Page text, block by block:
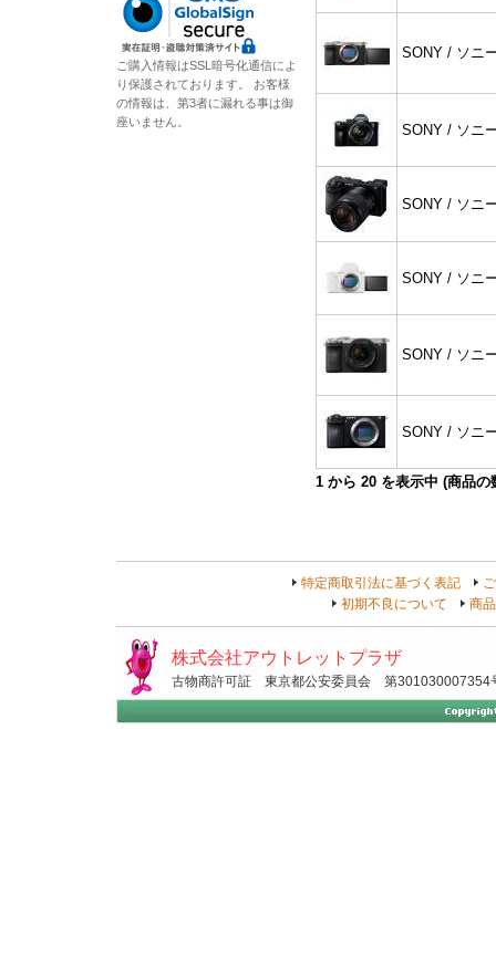
SONY / ソニ
SONY / ソニ
SONY / ソニ
SONY / ソニ
SONY / ソニ
SONY / ソニ
1 から 20 を表示中 (商品
ご購入情報はSSL暗号化通信によ
り保護されております。 お客様
の情報は、第3者に漏れる事は御
座いません。
特定商取引法に基づく表記
初期不良について
商
株式会社アウトレットプラザ
古物商許可証 東京都公安委員会 第301030007354